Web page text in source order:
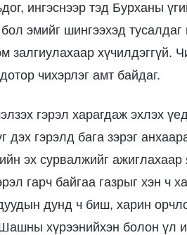
ингэснээр тэд Бурханы
эмийг шингээхэд тусалдаг
залгиулахаар хүчилдэггүй.
чихэрлэг амт байдаг.
гэрэл харагдаж эхлэх
дэх гэрэлд бага зэрэг
эх сурвалжийг ажиглахаар
гарч байгаа газрыг хэн ч
дунд ч биш, харин
хүрээнийхэн болон үл